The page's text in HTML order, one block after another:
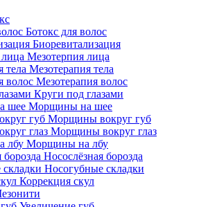
Ботокс для волос
Биоревитализация
Мезотерпия лица
Мезотерапия тела
Мезотерапия волос
Круги под глазами
Морщины на шее
Морщины вокруг губ
Морщины вокруг глаз
Морщины на лбу
Носослёзная борозда
Носогубные складки
Коррекция скул